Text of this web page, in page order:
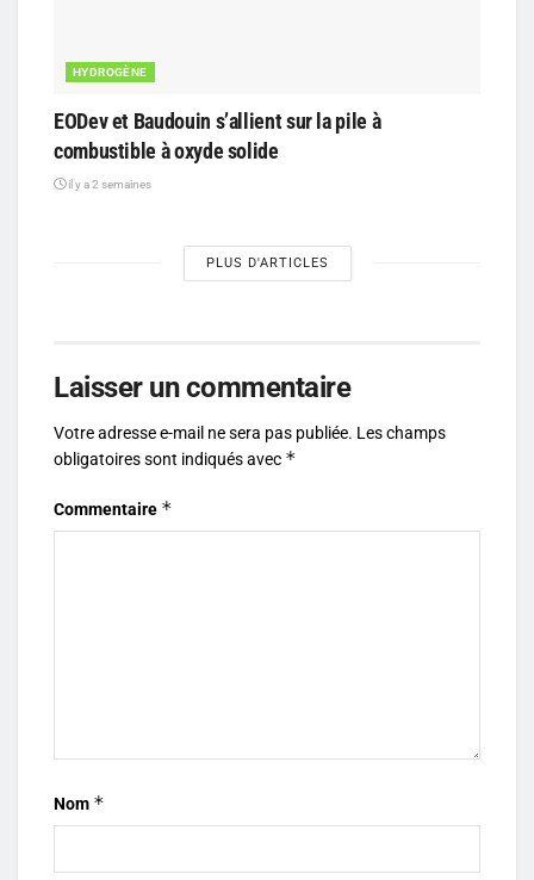
HYDROGÈNE
EODev et Baudouin s’allient sur la pile à
combustible à oxyde solide
il y a 2 semaines
PLUS D'ARTICLES
Laisser un commentaire
Votre adresse e-mail ne sera pas publiée. Les champs
obligatoires sont indiqués avec *
Commentaire *
Nom *